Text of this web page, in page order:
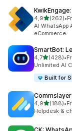
4,95 yıldız
(262)
toplam 262•
AI WhatsApp
eCommerce
SmartBot:
4,75 yıldız
(428)
toplam 428•
Unlimited AI
Built for
4,95 yıldız
(188)
toplam 188•
Helpdesk &